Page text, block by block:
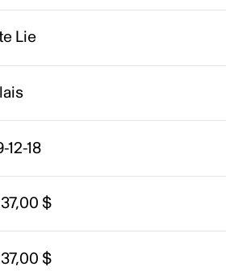
Lie
12-18
$
$